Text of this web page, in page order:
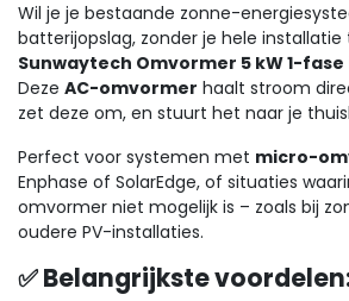
Wil je je bestaande zonne-
batterijopslag, zonder je hele installatie
Sunwaytech Omvormer 5 kW 1-fase
Deze AC-omvormer haalt stroom
zet deze om, en stuurt het naar je
Perfect voor systemen met micro-
Enphase of SolarEdge, of situaties
omvormer niet mogelijk is – zoals bij
oudere PV-installaties.
✅ Belangrijkste